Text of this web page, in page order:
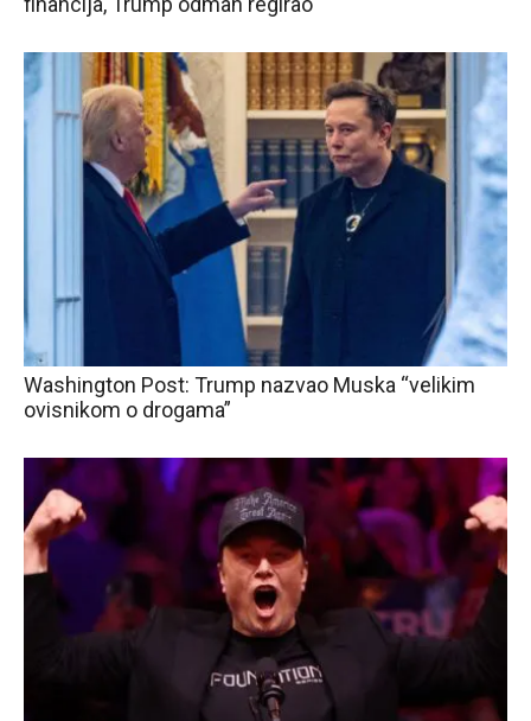
Washington Post: Trump nazvao Muska “velikim
ovisnikom o drogama”